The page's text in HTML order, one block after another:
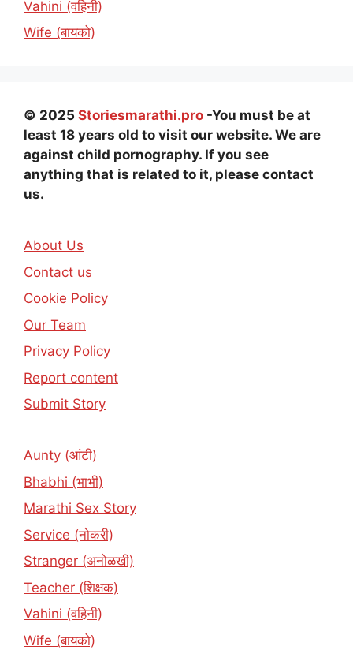
Vahini (वहिनी)
Wife (बायको)
© 2025 Storiesmarathi.pro -You must be at
least 18 years old to visit our website. We are
against child pornography. If you see
anything that is related to it, please contact
us.
About Us
Contact us
Cookie Policy
Our Team
Privacy Policy
Report content
Submit Story
Aunty (आंटी)
Bhabhi (भाभी)
Marathi Sex Story
Service (नोकरी)
Stranger (अनोळखी)
Teacher (शिक्षक)
Vahini (वहिनी)
Wife (बायको)